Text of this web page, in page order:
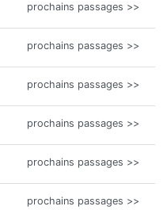
prochains passages >>
prochains passages >>
prochains passages >>
prochains passages >>
prochains passages >>
prochains passages >>